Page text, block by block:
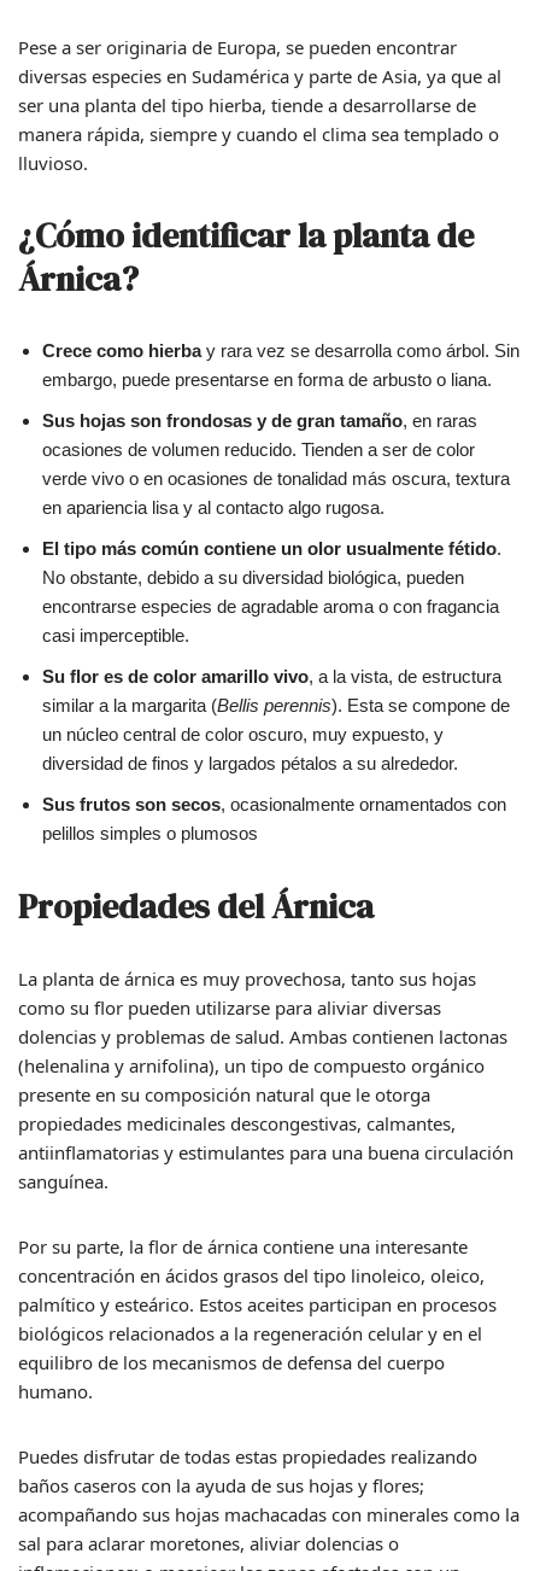
Pese a ser originaria de Europa, se pueden encontrar
diversas especies en Sudamérica y parte de Asia, ya que al
ser una planta del tipo hierba, tiende a desarrollarse de
manera rápida, siempre y cuando el clima sea templado o
lluvioso.
¿Cómo identificar la planta de
Árnica?
Crece como hierbay rara vez se desarrolla como árbol. Sin
embargo, puede presentarse en forma de arbusto o liana.
Sus hojas son frondosas y de gran tamaño, en raras
ocasiones de volumen reducido. Tienden a ser de color
verde vivo o en ocasiones de tonalidad más oscura, textura
en apariencia lisa y al contacto algo rugosa.
El tipo más común contiene un olor usualmente fétido.
No obstante, debido a su diversidad biológica, pueden
encontrarse especies de agradable aroma o con fragancia
casi imperceptible.
Su flor es de color amarillo vivo, a la vista, de estructura
similar a la margarita (Bellis perennis). Esta se compone de
un núcleo central de color oscuro, muy expuesto, y
diversidad de finos y largados pétalos a su alrededor.
Sus frutos son secos, ocasionalmente ornamentados con
pelillos simples o plumosos
Propiedades del Árnica
La planta de árnica es muy provechosa, tanto sus hojas
como su flor pueden utilizarse para aliviar diversas
dolencias y problemas de salud. Ambas contienen lactonas
(helenalina y arnifolina), un tipo de compuesto orgánico
presente en su composición natural que le otorga
propiedades medicinales descongestivas, calmantes,
antiinflamatorias y estimulantes para una buena circulación
sanguínea.
Por su parte, la flor de árnica contiene una interesante
concentración en ácidos grasos del tipo linoleico, oleico,
palmítico y esteárico. Estos aceites participan en procesos
biológicos relacionados a la regeneración celular y en el
equilibro de los mecanismos de defensa del cuerpo
humano.
Puedes disfrutar de todas estas propiedades realizando
baños caseros con la ayuda de sus hojas y flores;
acompañando sus hojas machacadas con minerales como la
sal para aclarar moretones, aliviar dolencias o